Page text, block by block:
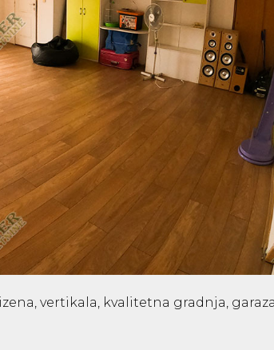
vertikala, kvalitetna gradnja,